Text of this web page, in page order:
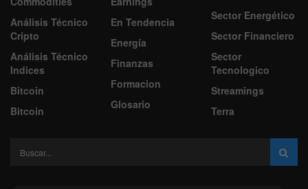
Análisis Técnico
Cripto
Análisis Técnico
Indices
Bitcoin
Bitcoin
En Tendencia
Energía
Finanzas
Formacion
Glosario
Sector Energético
Sector Financiero
Sector
Tecnologico
Streamings
Terra